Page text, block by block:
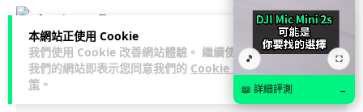
本網站正使用 Cookie
我們使用 Cookie 改善網站體驗。 繼續使用
我們的網站即表示您同意我們的 Cookie 政
策 。
Lawton 1 日
廣島原爆遺址驚現神秘合金 科學家指晶
體結構前所未見
🎵 ⛶
📖 詳細評測 →